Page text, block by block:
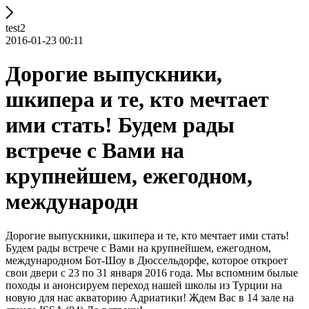
test2
2016-01-23 00:11
Дорогие выпускники,
шкипера и те, кто мечтает
ими стать! Будем рады
встрече с Вами на
крупнейшем, ежегодном,
международн
Дорогие выпускники, шкипера и те, кто мечтает ими стать!
Будем рады встрече с Вами на крупнейшем, ежегодном,
международном Бот-Шоу в Дюссельдорфе, которое откроет
свои двери с 23 по 31 января 2016 года. Мы вспомним былые
походы и анонсируем переход нашей школы из Турции на
новую для нас акваторию Адриатики! Ждем Вас в 14 зале на